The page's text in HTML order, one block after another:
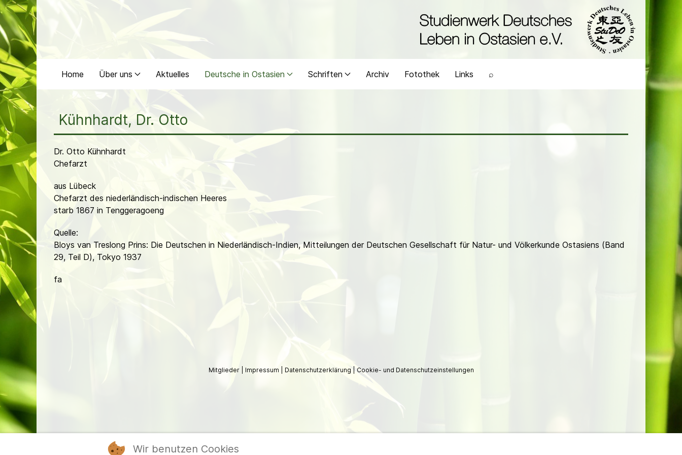
Home Über uns Aktuelles Deutsche in Ostasien Schriften Archiv Fotothek Links ⌕
Kühnhardt, Dr. Otto
Dr. Otto Kühnhardt
Chefarzt
aus Lübeck
Chefarzt des niederländisch-indischen Heeres
starb 1867 in Tenggeragoeng
Quelle:
Bloys van Treslong Prins: Die Deutschen in Niederländisch-Indien, Mitteilungen der Deutschen Gesellschaft für Natur- und Völkerkunde Ostasiens (Band
29, Teil D), Tokyo 1937
fa
Mitglieder Impressum Datenschutzerklärung Cookie- und Datenschutzeinstellungen
Wir benutzen Cookies